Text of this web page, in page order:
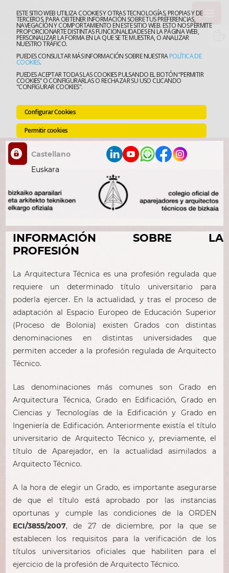
ESTE SITIO WEB UTILIZA COOKIES Y OTRAS TECNOLOGÍAS, PROPIAS Y DE
TERCEROS, PARA OBTENER INFORMACIÓN SOBRE TUS PREFERENCIAS,
NAVEGACIÓN Y COMPORTAMIENTO EN ESTE SITIO WEB. ESTO NOS PERMITE
PROPORCIONARTE DISTINTAS FUNCIONALIDADES EN LA PÁGINA WEB,
PERSONALIZAR LA FORMA EN LA QUE SE TE MUESTRA, O ANALIZAR
NUESTRO TRÁFICO.
PUEDES CONSULTAR MÁS INFORMACIÓN SOBRE NUESTRAPOLÍTICA DE
COOKIES.
PUEDES ACEPTAR TODAS LAS COOKIES PULSANDO EL BOTÓN “PERMITIR
COOKIES” O CONFIGURARLAS O RECHAZAR SU USO CLICANDO
"CONFIGURAR COOKIES".
Configurar Cookies
Permitir cookies
INFORMACIÓN SOBRE LA
PROFESIÓN
La Arquitectura Técnica es una profesión regulada que
requiere un determinado título universitario para
poderla ejercer. En la actualidad, y tras el proceso de
adaptación al Espacio Europeo de Educación Superior
(Proceso de Bolonia) existen Grados con distintas
denominaciones en distintas universidades que
permiten acceder a la profesión regulada de Arquitecto
Técnico.
Las denominaciones más comunes son Grado en
Arquitectura Técnica, Grado en Edificación, Grado en
Ciencias y Tecnologías de la Edificación y Grado en
Ingeniería de Edificación. Anteriormente existía el título
universitario de Arquitecto Técnico y, previamente, el
título de Aparejador, en la actualidad asimilados a
Arquitecto Técnico.
A la hora de elegir un Grado, es importante asegurarse
de que el título está aprobado por las instancias
oportunas y cumple las condiciones de la ORDEN
ECI/3855/2007, de 27 de diciembre, por la que se
establecen los requisitos para la verificación de los
títulos universitarios oficiales que habiliten para el
ejercicio de la profesión de Arquitecto Técnico.
Apoyo